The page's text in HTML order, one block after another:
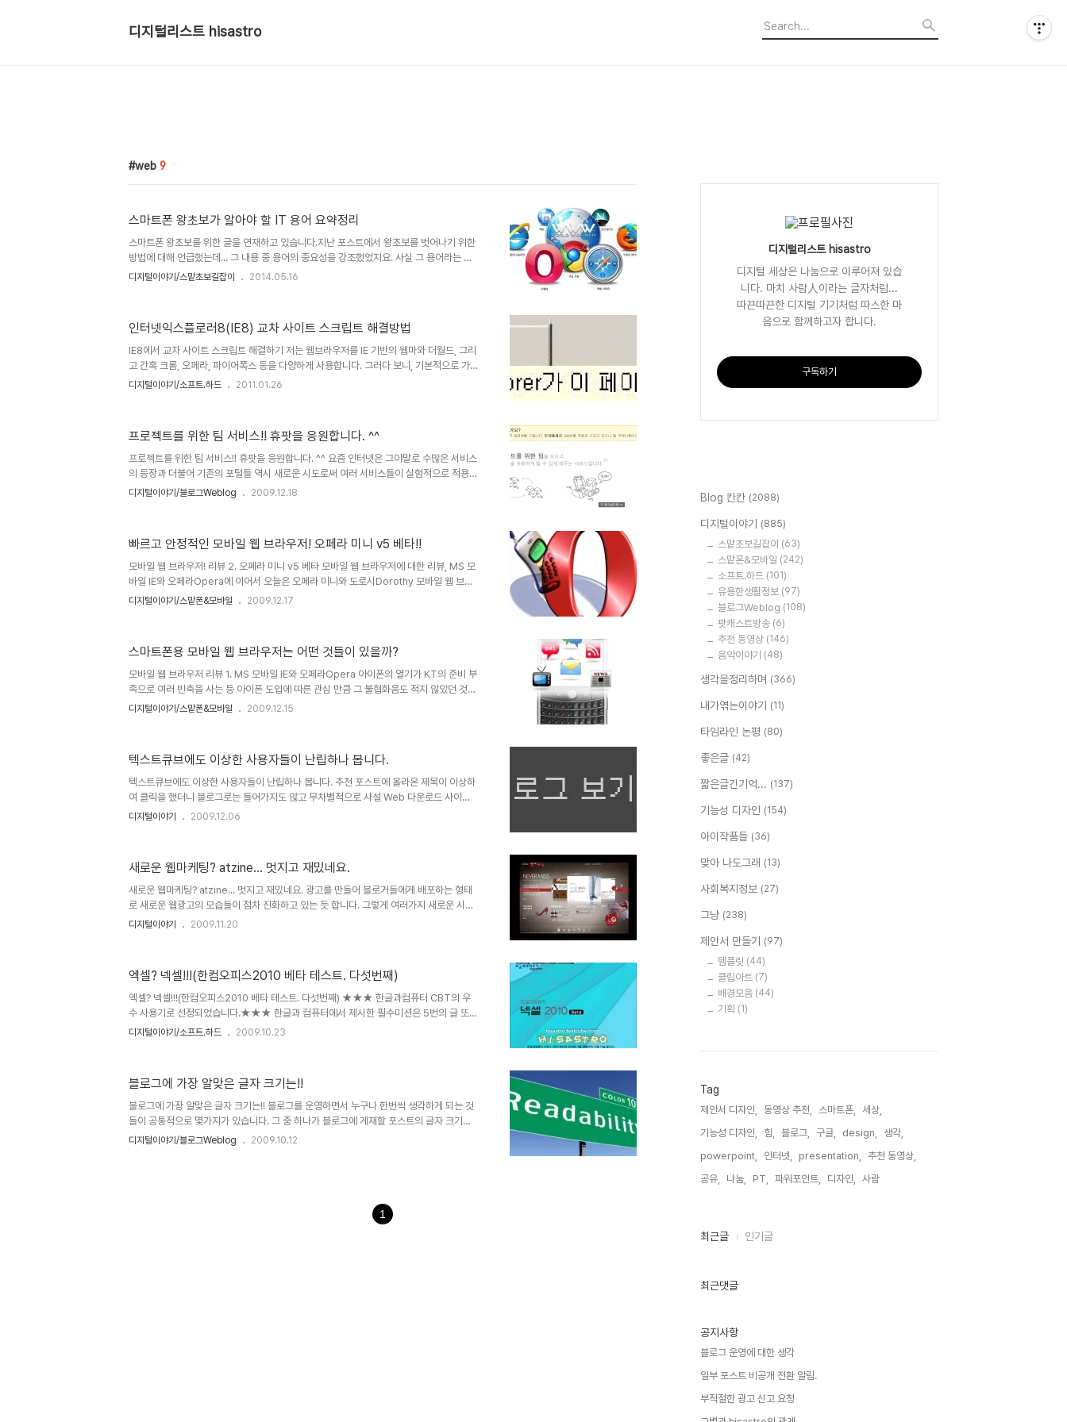
디지털리스트 hisastro
web 9
스마트폰 왕초보가 알아야 할 IT 용어 요약정리
스마트폰 왕초보를 위한 글을 연재하고 있습니다.지난 포스트에서 왕초보를 벗어나기 위한
방법에 대해 언급했는데... 그 내용 중 용어의 중요성을 강조했었지요. 사실 그 용어라는 건
접하게 된 정보에서 알지 못하는 단어를 찾아 이해했을 때 가장 효과적으로 기억에 남게 됩
많이 사용되는 용어를 기본으로 최근 회자되고 있는 용어를 간추렸으니... 관심있게 보시면
살이되고 피가 되시리라 생각합니다. ^^ ※ 아래 용어는 상황에 따라 지속적으로 추가할 예
정입..
디지털이야기/스맡초보길잡이 2014.05.16
인터넷익스플로러8(IE8) 교차 사이트 스크립트 해결방법
IE8에서 교차 사이트 스크립트 해결하기 저는 웹브라우저를 IE 기반의 웹마와 더월드, 그리
고 간혹 크롬, 오페라, 파이어폭스 등을 다양하게 사용합니다. 그러다 보니, 기본적으로 가
장 많이 사용한다고 하는 인터넷 익스플로러(특히 버전 8)에서 일어나는 문제에 대해서 크
서는 제 블로그가 구글의 텍스트큐브를 사용하는 것이기에... 궁극적으로는 구글에서 또는
여러 가젯에 의한 문제일 수 있다는 것을 감안하면, 그 서비스를 제공하는 곳에서 해결되어
야 ..
디지털이야기/소프트.하드 2011.01.26
프로젝트를 위한 팀 서비스!! 휴팟을 응원합니다. ^^
프로젝트를 위한 팀 서비스!! 휴팟을 응원합니다. ^^ 요즘 인터넷은 그야말로 수많은 서비스
의 등장과 더불어 기존의 포털들 역시 새로운 시도로써 여러 서비스들이 실험적으로 적용되
고 있습니다. 그래서 저 역시 부족했지만 웹 3.0에 대한 내용을 공부해 가면서 웹 3.0과 관
쉽게 풀어 놓고 있었습니다. 우선 팍팍 내용이 완벽하게 머리 속에 정리가 되진 않았지만,
아~하 이것도 괜찮겠네? 라는 생각이 머리를 번쩍이게 합니다. ▲ Hupod(휴..
디지털이야기/블로그Weblog 2009.12.18
빠르고 안정적인 모바일 웹 브라우저! 오페라 미니 v5 베타!!
모바일 웹 브라우저! 리뷰 2. 오페라 미니 v5 베타 모바일 웹 브라우저에 대한 리뷰, MS 모
바일 IE와 오페라Opera에 이어서 오늘은 오페라 미니와 도로시Dorothy 모바일 웹 브라
우저를 사용했던 경험과 느낌을 바탕으로 글을 올리도록 하겠습니다. 아무래도 지난번 포스
은 "오페라 미니"구나라는 것을 알 수 있습니다. 하지만, 지난번 리뷰의 나니님 댓글을 통해
서도 알수 있듯이 옴니아에 있는 웹서핑의 경우는 이전 wipi플렛폼에서 프로그램을 만..
디지털이야기/스맡폰&모바일 2009.12.17
스마트폰용 모바일 웹 브라우저는 어떤 것들이 있을까?
모바일 웹 브라우저 리뷰 1. MS 모바일 IE와 오페라Opera 아이폰의 열기가 KT의 준비 부
족으로 여러 빈축을 사는 등 아이폰 도입에 따른 관심 만큼 그 불협화음도 적지 않았던 것
같습니다. 하지만, 아이폰에 기다리며 극적으로 맞이하게 된 매니아층의 아이폰에 대한 사
모바일 시대가 시작되고 있는 겁니다. 그렇다면, 모바일 시대의 핵심적 도구가 될 스마트폰
에서 중심이 되는 기능으로써 그 사용의 빈도가 가장 많을 것으로 예상되는 것으로 가장
첫..
디지털이야기/스맡폰&모바일 2009.12.15
텍스트큐브에도 이상한 사용자들이 난립하나 봅니다.
텍스트큐브에도 이상한 사용자들이 난립하나 봅니다. 추천 포스트에 올라온 제목이 이상하
여 클릭을 했더니 블로그로는 들어가지도 않고 무차별적으로 사설 Web 다운로드 사이트
로 연결을 합니다. 순간 기분도 묘하고... 텍스트큐브가 이제 많이 알려졌나 싶기도 한데, 기
에 보여진 추천포스트 5개 중 2개가 스팸이었던 겁니다. 정겹고 좋은 환경이었던 텍스트큐
브가 이렇게 생각없는 아이들의 놀이터가 되나 싶은 마음에 정말로 기분이 좋질 않습니다.
아무리 그..
디지털이야기 2009.12.06
새로운 웹마케팅? atzine... 멋지고 재밌네요.
새로운 웹마케팅? atzine... 멋지고 재밌네요. 광고를 만들어 블로거들에게 배포하는 형태
로 새로운 웹광고의 모습들이 점차 진화하고 있는 듯 합니다. 그렇게 여러가지 새로운 시도
들을 접하게 되는 요즘입니다. 위드블로그를 통해 알게된 atzine이라는 곳을 가보았는데,
조금만 익숙해진다면... 새로운 형태의 웹마케팅으로써 적지 않은 반향을 불러 일으키지 않
을까 생각이 들었습니다. ▲ atzine 이젠 완벽히 자리를 잡고 백화점이나 대형 할인마..
디지털이야기 2009.11.20
엑셀? 넥셀!!!(한컴오피스2010 베타 테스트. 다섯번째)
엑셀? 넥셀!!!(한컴오피스2010 베타 테스트. 다섯번째) ★★★ 한글과컴퓨터 CBT의 우
수 사용기로 선정되었습니다.★★★ 한글과 컴퓨터에서 제시한 필수미션은 5번의 글 또는
1번의 UCC동영상을 베타테스터의 블로그에 게재하는 것입니다. 하지만 규정된 어떤 범주
만, 부족한 건 어쩔 수 없다 생각입니다. 어제까지 4차례에 걸쳐 한컴오피스의 설치와 패키
지로 포함되어 있는 프로그램들을 살펴 보았습니다. 이제 마지막이라고 할 수 있는 스프레
드쉬..
디지털이야기/소프트.하드 2009.10.23
블로그에 가장 알맞은 글자 크기는!!
블로그에 가장 알맞은 글자 크기는!! 블로그를 운영하면서 누구나 한번씩 생각하게 되는 것
들이 공통적으로 몇가지가 있습니다. 그 중 하나가 블로그에 게재할 포스트의 글자 크기를
어떻게 하는 것이 좋을지에 대한 고민이 아닐까 생각합니다. 여담입니다만, 이에 대한 간단
있으리라 생각합니다. 다만, 제 생각이 남을 위해(危害)하거나 아닌 것을 그렇다는 식..
디지털이야기/블로그Weblog 2009.10.12
1
디지털리스트 hisastro
디지털 세상은 나눔으로 이루어져 있습
니다. 마치 사람人이라는 글자처럼...
따끈따끈한 디지털 기기처럼 따스한 마
음으로 함께하고자 합니다.
구독하기
Blog 칸칸 (2088)
디지털이야기 (885)
스맡초보길잡이 (63)
스맡폰&모바일 (242)
소프트.하드 (101)
유용한생활정보 (97)
블로그Weblog (108)
팟캐스트방송 (6)
추천 동영상 (146)
음악이야기 (48)
생각을정리하며 (366)
내가엮는이야기 (11)
타임라인 논평 (80)
좋은글 (42)
짧은글긴기억... (137)
기능성 디자인 (154)
아이작품들 (36)
맞아 나도그래 (13)
사회복지정보 (27)
그냥 (238)
제안서 만들기 (97)
템플릿 (44)
클립아트 (7)
배경모음 (44)
기획 (1)
Tag
제안서 디자인, 동영상 추천, 스마트폰,
세상,
기능성 디자인,
힘, 블로그, 구글, design,
생각,
powerpoint,
인터넷, presentation,
추천 동영상,
공유,
나눔, PT, 파워포인트, 디자인, 사람,
최
인
최근글 인기글
최근댓글
공지사항
블로그 운영에 대한 생각
일부 포스트 비공개 전환 알림.
부적절한 광고 신고 요청